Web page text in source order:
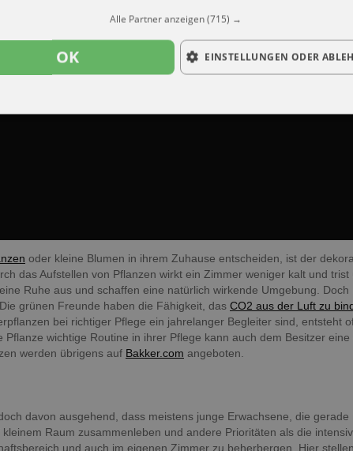
oder kleine Blumen in ihrem Zuhause entscheiden, ist der
das Aufstellen von Pflanzen wirkt ein Zimmer weniger kalt und
Ruhe aus und schaffen eine natürlich wirkende Umgebung. Doch
grünen Freunde haben die Fähigkeit, das CO2 aus der Luft zu
bei richtiger Pflege ein jahrelanger Begleiter sind, entsteht
wichtige Routine in ihrer Pflege kann auch dem Besitzer eine
werden übrigens auf Bakker.com angeboten.
davon ausgehend, dass meistens junge Erwachsene, die gerade
Raum zusammenleben und andere Prioritäten als die
und auch im eigenen Zimmer zu beherbergen. Hier
Alle Partner anzeigen(715) →
OK EINSTELLUNGEN ODER